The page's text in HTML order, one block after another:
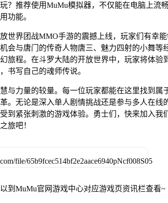
？推荐使用MuMu模拟器，不仅能在电脑上流
功能。
世界团战MMO手游的震撼上线，玩家们有幸
会与唐门的传奇人物唐三、魅力四射的小舞等
旅程。在斗罗大陆的开放世界中，玩家将体验
书写自己的魂师传说。
与力量的较量。每一位玩家都能在这里找到属
。无论是深入单人剧情挑战还是参与多人在线
到紧张刺激的游戏体验。勇士们，快来加入我
旅吧！
到MuMu官网游戏中心对应游戏页资讯栏查看~